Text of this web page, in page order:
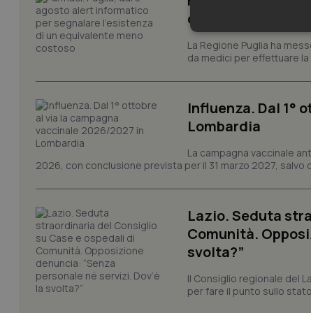
di un equivalente
La Regione Puglia ha
da medici per effettuare
Influenza. Dal 1°
Lombardia
La campagna vaccinale
2026, con conclusione prevista per il 31 marzo 2027,
Lazio. Seduta
Comunità.
svolta?”
Il Consiglio regionale del
per fare il punto sullo
I cookie necessari
e l'accesso alle
Nome